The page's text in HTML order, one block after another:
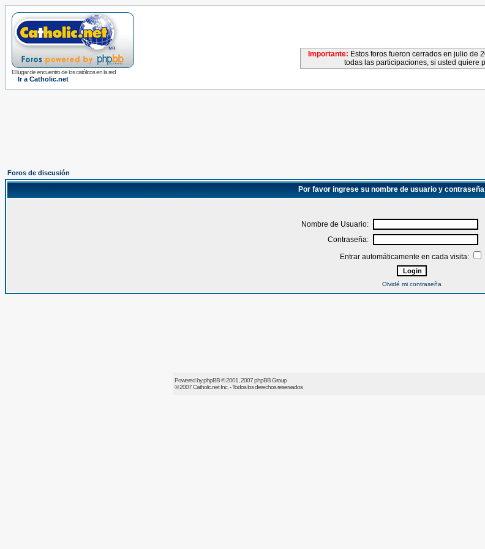
El lugar de encuentro de los católicos en la red
Ir a Catholic.net
Importante: Estos foros fueron cerrados en julio de
todas las participaciones, si usted quiere
Foros de discusión
Por favor ingrese su nombre de usuario y
Nombre de Usuario:
Contraseña:
Entrar automáticamente en cada visita:
Olvidé mi contraseña
Powered byphpBB© 2001, 2007 phpBB Group
© 2007Catholic.netInc. - Todos los derechos reservados